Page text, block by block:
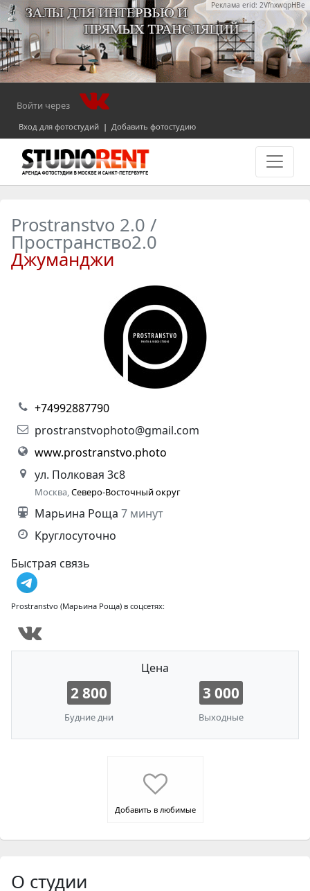
Реклама erid: 2VfnxwqpHBe
Войти через
Вход для фотостудий | Добавить фотостудию
Prostranstvo 2.0 /
Пространство2.0
Джуманджи
+74992887790
prostranstvophoto@gmail.com
www.prostranstvo.photo
ул. Полковая 3с8
Москва,Северо-Восточный округ
Марьина Роща7 минут
Круглосуточно
Быстрая связь
Prostranstvo (Марьина Роща) в соцсетях:
Цена
2 800
Будние дни
3 000
Выходные
Добавить в любимые
О студии